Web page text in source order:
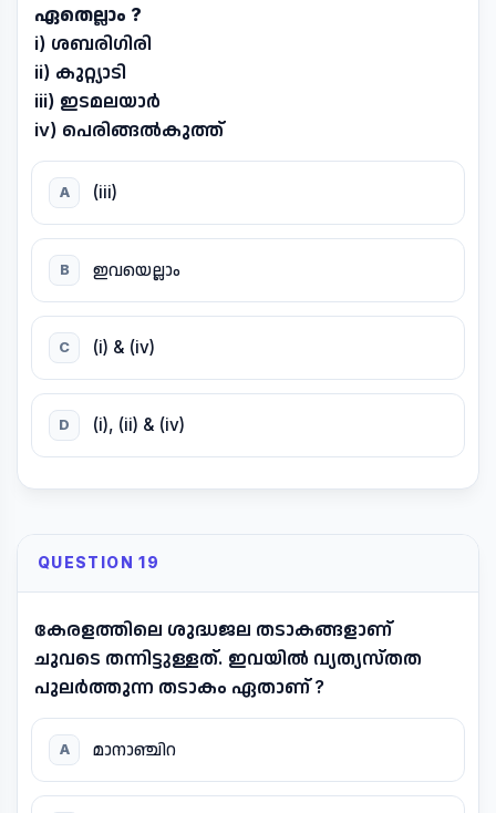
ഏതെല്ലാം ?
i) ശബരിഗിരി
ii) കുറ്റ്യാടി
iii) ഇടമലയാർ
iv) പെരിങ്ങൽകുത്ത്
A (iii)
B ഇവയെല്ലാം
C (i) & (iv)
D (i), (ii) & (iv)
QUESTION 19
കേരളത്തിലെ ശുദ്ധജല തടാകങ്ങളാണ്
ചുവടെ തന്നിട്ടുള്ളത്. ഇവയിൽ വ്യത്യസ്തത
പുലർത്തുന്ന തടാകം ഏതാണ് ?
A മാനാഞ്ചിറ